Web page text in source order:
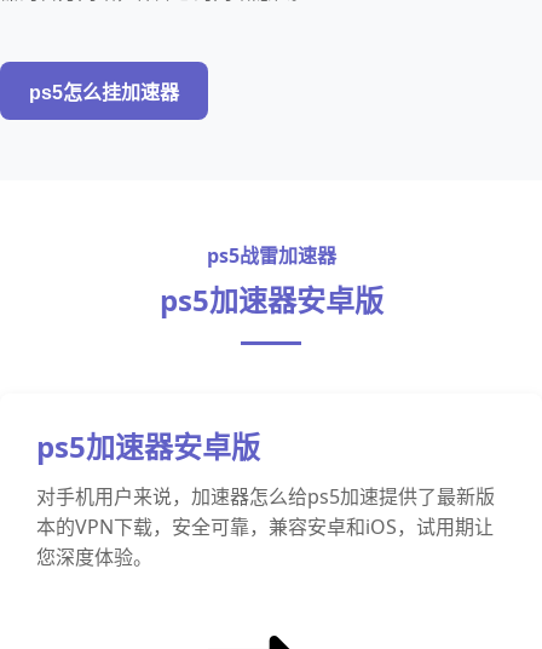
ps5怎么挂加速器
ps5战雷加速器
ps5加速器安卓版
ps5加速器安卓版
对手机用户来说，加速器怎么给ps5加速提供了最新版
本的VPN下载，安全可靠，兼容安卓和iOS，试用期让
您深度体验。